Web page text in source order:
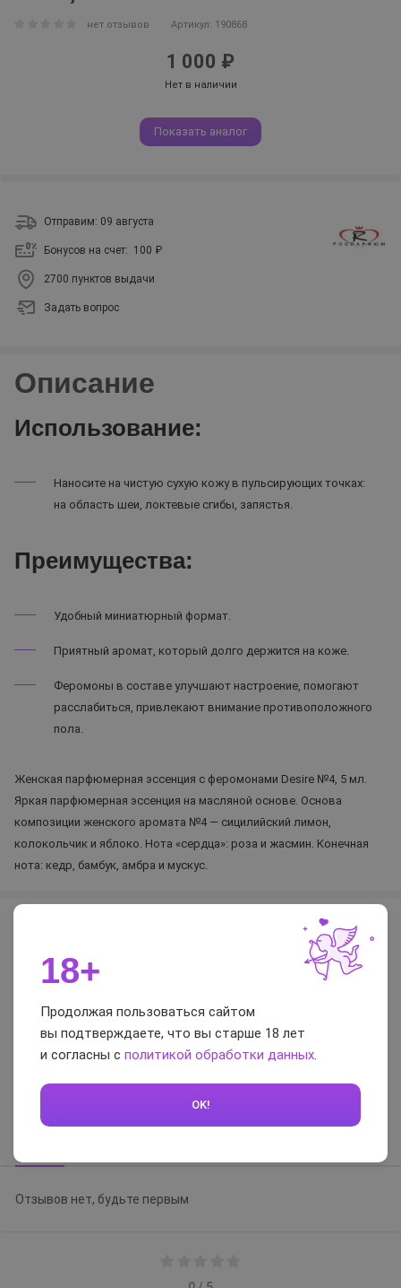
нет отзывов Артикул: 190868
1 000 ₽
Нет в наличии
Показать аналог
Отправим: 09 августа
Бонусов на счет: 100 ₽
2700 пунктов выдачи
Задать вопрос
Описание
Использование:
Наносите на чистую сухую кожу в пульсирующих точках:
на область шеи, локтевые сгибы, запястья.
Преимущества:
Удобный миниатюрный формат.
Приятный аромат, который долго держится на коже.
Феромоны в составе улучшают настроение, помогают
расслабиться, привлекают внимание противоположного
пола.
Женская парфюмерная эссенция с феромонами Desire №4, 5 мл.
Яркая парфюмерная эссенция на масляной основе. Основа
композиции женского аромата №4 — сицилийский лимон,
колокольчик и яблоко. Нота «сердца»: роза и жасмин. Конечная
нота: кедр, бамбук, амбра и мускус.
Страна
Польша
Объем
Отзывы и вопросы-
ответы
Отзывов нет, будьте первым
18+
Продолжая пользоваться сайтом
вы подтверждаете, что вы старше 18 лет
и согласны с политикой обработки данных.
OK!